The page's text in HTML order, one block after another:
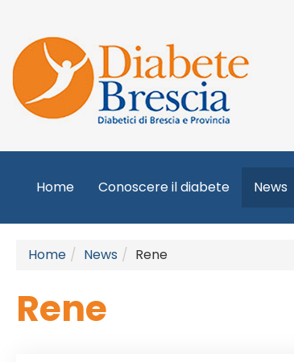
Home Conoscere il diabete News
Home News Rene
Rene